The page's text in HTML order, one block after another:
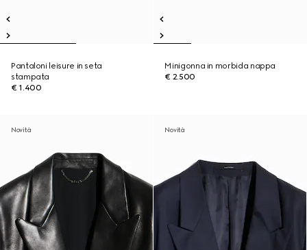
Pantaloni leisure in seta
stampata
€ 1.400
Minigonna in morbida nappa
€ 2.500
Novità Novità